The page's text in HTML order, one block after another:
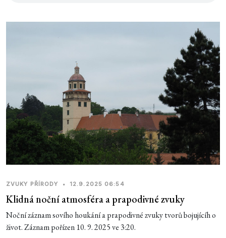
ZVUKY PŘÍRODY • 12.9.2025 06:54
Klidná noční atmosféra a prapodivné zvuky
Noční záznam sovího houkání a prapodivné zvuky tvorů bojujícíh o
život. Záznam pořízen 10. 9. 2025 ve 3:20.